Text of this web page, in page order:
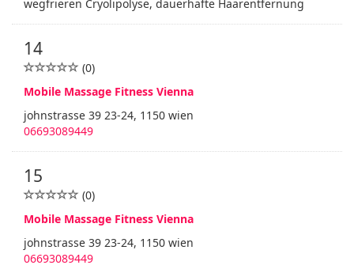
wegfrieren Cryolipolyse, dauerhafte Haarentfernung
14
(0)
Mobile Massage Fitness Vienna
johnstrasse 39 23-24, 1150 wien
06693089449
15
(0)
Mobile Massage Fitness Vienna
johnstrasse 39 23-24, 1150 wien
06693089449